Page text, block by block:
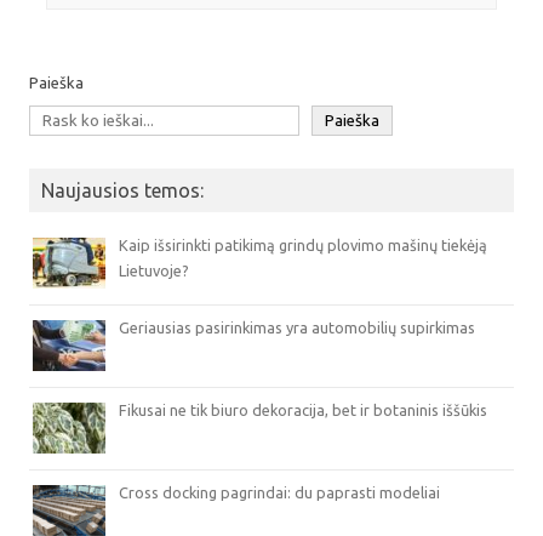
Paieška
Paieška
Naujausios temos:
Kaip išsirinkti patikimą grindų plovimo mašinų tiekėją
Lietuvoje?
Geriausias pasirinkimas yra automobilių supirkimas
Fikusai ne tik biuro dekoracija, bet ir botaninis iššūkis
Cross docking pagrindai: du paprasti modeliai